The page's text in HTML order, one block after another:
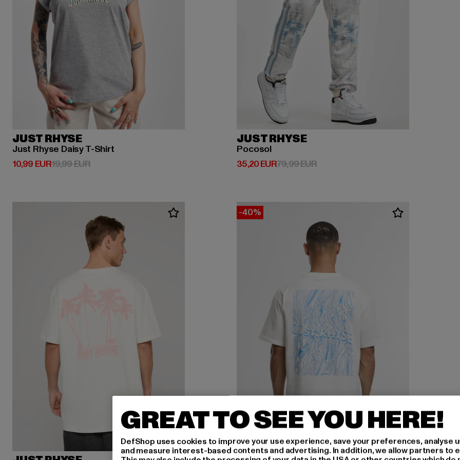
JUST RHYSE
Just Rhyse Daisy T-Shirt
10,99 EUR
Derzeitiger Preis: 10,99 EUR
19,99 EURAktionspreis: 19,99 EUR
JUST RHYSE
Pocosol
35,20 EUR
Derzeitiger Preis: 35,20 EUR
79,99 EURAktionspreis: 79,99 EUR
-40%
GREAT TO SEE YOU HERE!
DefShop uses cookies to improve your use experience, save your preferences, analyse
and measure interest-based contents and advertising. In addition, we allow partners to